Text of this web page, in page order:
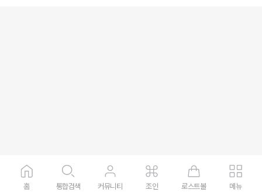
홈 통합검색 커뮤니티 조인 로스트볼 메뉴